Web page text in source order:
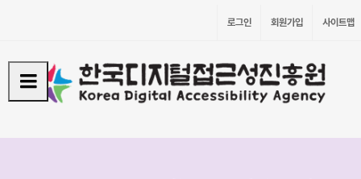
로그인 회원가입 사이트맵